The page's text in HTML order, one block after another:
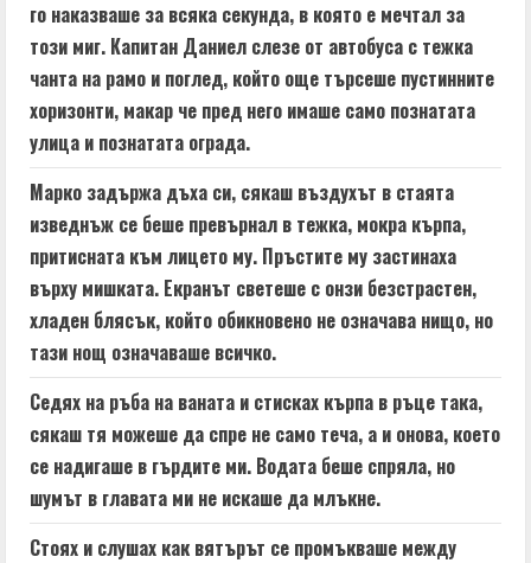
n
g
го наказваше за всяка секунда, в която е мечтал за
този миг. Капитан Даниел слезе от автобуса с тежка
чанта на рамо и поглед, който още търсеше пустинните
хоризонти, макар че пред него имаше само познатата
улица и познатата ограда.
Марко задържа дъха си, сякаш въздухът в стаята
изведнъж се беше превърнал в тежка, мокра кърпа,
притисната към лицето му. Пръстите му застинаха
върху мишката. Екранът светеше с онзи безстрастен,
хладен блясък, който обикновено не означава нищо, но
тази нощ означаваше всичко.
Седях на ръба на ваната и стисках кърпа в ръце така,
сякаш тя можеше да спре не само теча, а и онова, което
се надигаше в гърдите ми. Водата беше спряла, но
шумът в главата ми не искаше да млъкне.
Стоях и слушах как вятърът се промъкваше между